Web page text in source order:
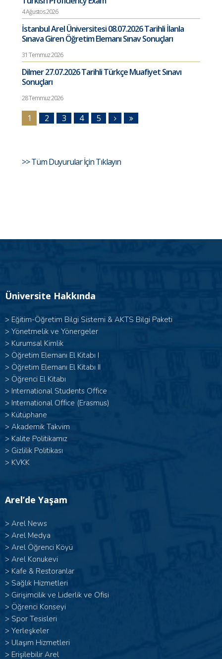
4 Ağustos 2026
İstanbul Arel Üniversitesi 08.07.2026 Tarihli İlanla
Sınava Giren Öğretim Elemanı Sınav Sonuçları
31 Temmuz 2026
Dilmer 27.07.2026 Tarihli Türkçe Muafiyet Sınavı
Sonuçları
28 Temmuz 2026
1 2 3 4 5
>> Tüm Duyurular İçin Tıklayın
Üniversite Hakkında
> Eğitim-Öğretim Bilgi Sistemi & AKTS Bilgi Paketi
> Yönetmelik ve Yönergeler
> Kurumsal Kimlik
> Öğretim Elemanı El Kitabı I
> Öğretim Elemanı El Kitabı II
> Öğrenci El Kitabı
> International Students Office
> International Office (Erasmus)
> Kütüphane
> Akademik Takvim
> Kalite Politikamız
> Gizlilik Politikası
> KVKK
Arel’de Yaşam
> Arel News
> Arel Medya
> Arel Öğrenci Köyü
> Arel Konukevi
> Kafe & Restoranlar
> Sağlık Hizmetleri
> Girişimcilik ve Liderlik ve Ofisi
> Öğrenci Konseyi
> Spor Tesisleri
> Yerleşkeler
> Ulaşım Hizmetleri
> Erişilebilir Arel